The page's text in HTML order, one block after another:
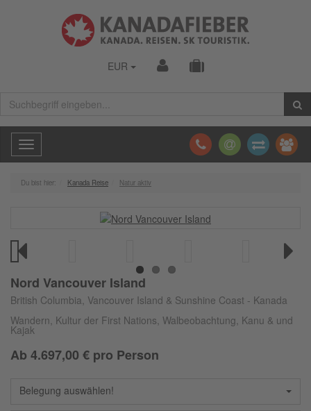
EUR
Toggle
navigation
Du bist hier: Kanada Reise Natur aktiv
Nord Vancouver Island
British Columbia, Vancouver Island & Sunshine Coast - Kanada
Wandern, Kultur der First Nations, Walbeobachtung, Kanu & und
Kajak
Ab 4.697,00 € pro Person
Belegung auswählen!